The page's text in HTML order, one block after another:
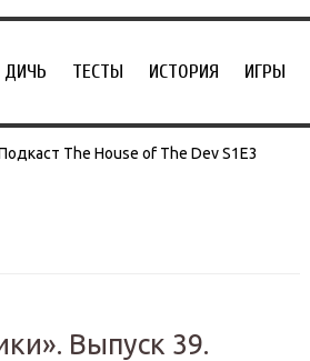
ДИЧЬ ТЕСТЫ ИСТОРИЯ ИГРЫ
The House of The Dev S1E3
Выпуск 39.